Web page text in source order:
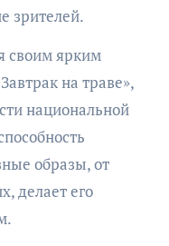
зрителей.
своим ярким
на траве»,
национальной
образы, от
делает его